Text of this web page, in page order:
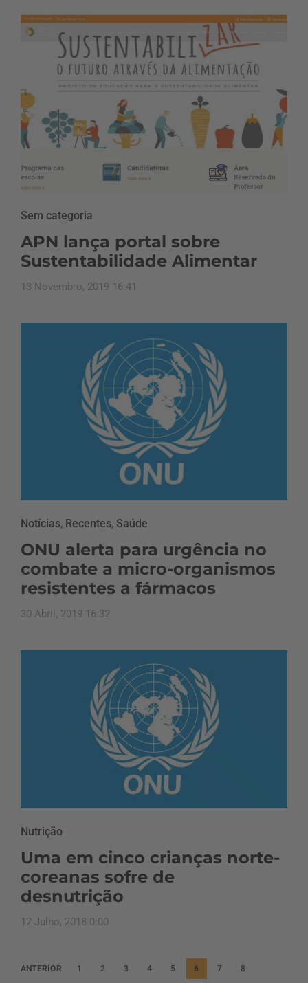
Sem categoria
APN lança portal sobre
Sustentabilidade Alimentar
13 Novembro, 2019 16:41
Notícias, Recentes, Saúde
ONU alerta para urgência no
combate a micro-organismos
resistentes a fármacos
30 Abril, 2019 16:32
Nutrição
Uma em cinco crianças norte-
coreanas sofre de
desnutrição
12 Julho, 2018 0:00
P
ANTERIOR 1 2 3 4 5 6 7 8